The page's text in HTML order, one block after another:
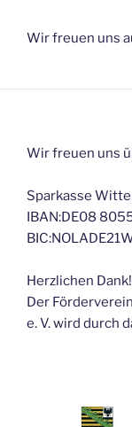
Wir freuen uns
Wir freuen uns
Sparkasse
IBAN:DE08
Herzlichen Dank!
Der
e. V. wird durch